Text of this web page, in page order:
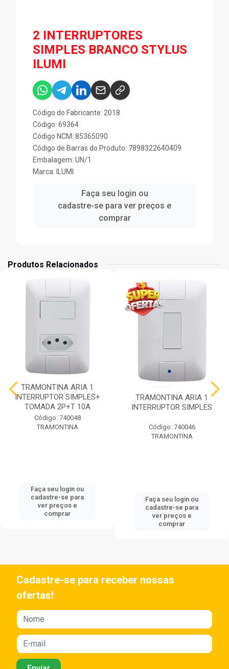
2 INTERRUPTORES
SIMPLES BRANCO STYLUS
ILUMI
Código do Fabricante: 2018
Código: 69364
Código NCM: 85365090
Código de Barras do Produto: 7898322640409
Embalagem: UN/1
Marca:
ILUMI
Faça seu login ou
cadastre-se para ver preços e
comprar
Produtos Relacionados
TRAMONTINA ARIA 1
INTERRUPTOR SIMPLES+
TOMADA 2P+T 10A
Código: 740048
TRAMONTINA
Faça seu login ou
cadastre-se para
ver preços e
comprar
TRAMONTINA ARIA 1
INTERRUPTOR SIMPLES
Código: 740046
TRAMONTINA
Faça seu login ou
cadastre-se para
ver preços e
comprar
Cadastre-se para receber nossas
ofertas!